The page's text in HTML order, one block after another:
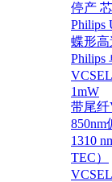
停产
Philips
蝶形高
Philips
1mW
带尾纤
1310
TEC）